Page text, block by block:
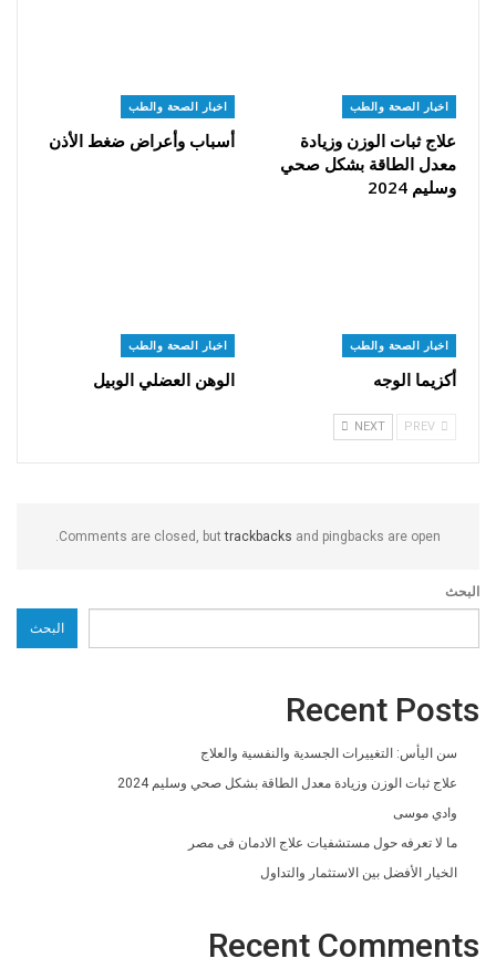
اخبار الصحة والطب
علاج ثبات الوزن وزيادة
معدل الطاقة بشكل صحي
وسليم 2024
اخبار الصحة والطب
أسباب وأعراض ضغط الأذن
اخبار الصحة والطب
أكزيما الوجه
اخبار الصحة والطب
الوهن العضلي الوبيل
NEXT
Comments are closed, buttrackbacks and pingbacks are open.
البحث
البحث
Recent Posts
سن اليأس: التغييرات الجسدية والنفسية والعلاج
علاج ثبات الوزن وزيادة معدل الطاقة بشكل صحي وسليم 2024
وادي موسى
ما لا تعرفه حول مستشفيات علاج الادمان فى مصر
الخيار الأفضل بين الاستثمار والتداول
Recent Comments